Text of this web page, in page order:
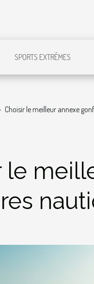
SPORTS EXTRÊMES
Choisir le meilleur annexe
le